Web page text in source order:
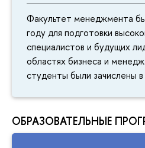
Факультет менеджмента
году для подготовки
специалистов и будущих
областях бизнеса и
студенты были зачислены в
ОБРАЗОВАТЕЛЬНЫЕ